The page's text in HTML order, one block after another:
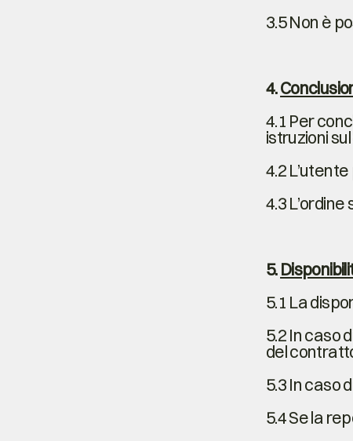
3.5 Non è
4.
4.1 Per
istruzioni
4.2
4.3
5.
5.1 La
5.2 In caso
del
5.3 In caso
5.4 Se la